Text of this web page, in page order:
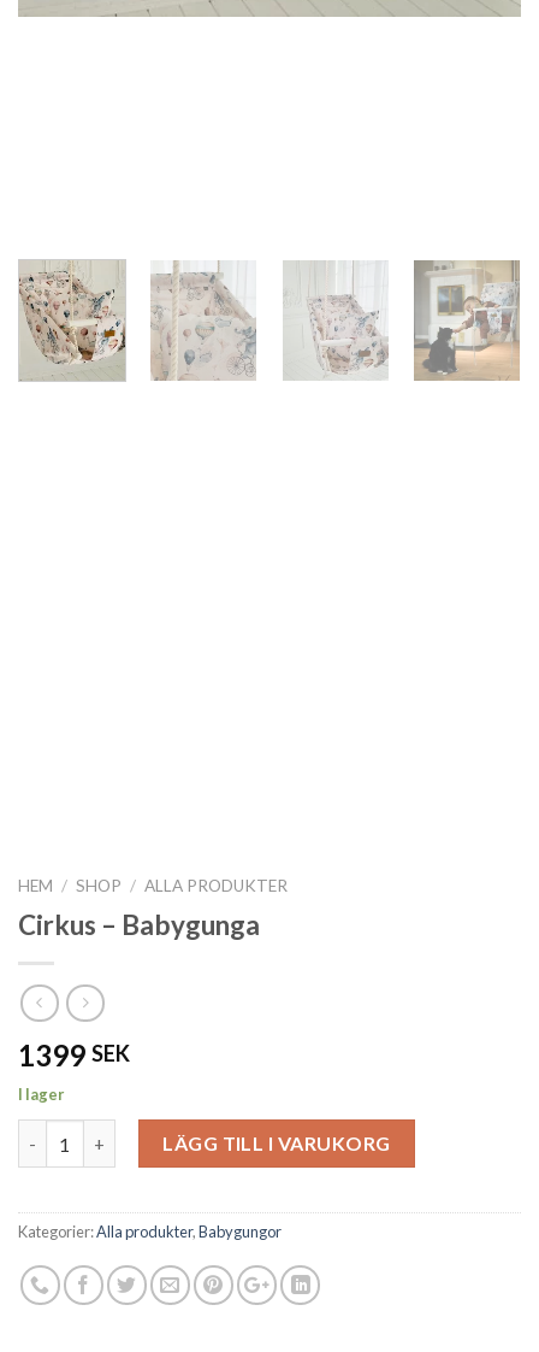
HEM / SHOP / ALLA PRODUKTER
Cirkus – Babygunga
1399 SEK
I lager
LÄGG TILL I VARUKORG
Kategorier:Alla produkter,Babygungor